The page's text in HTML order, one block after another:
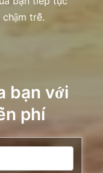
trễ.
bạn với
phí